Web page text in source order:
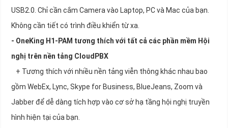
USB2.0. Chỉ cần cắm Camera vào Laptop, PC và Mac của bạn.
Không cần tiết có trình điều khiển từ xa.
- OneKing H1-PAM tương thích với tất cả các phần mềm Hội
nghị trên nền tảng CloudPBX
+ Tương thích với nhiều nền tảng viễn thông khác nhau bao
gồm WebEx, Lync, Skype for Business, BlueJeans, Zoom và
Jabber để dễ dàng tích hợp vào cơ sở hạ tầng hội nghị truyền
hình hiện tại của bạn.